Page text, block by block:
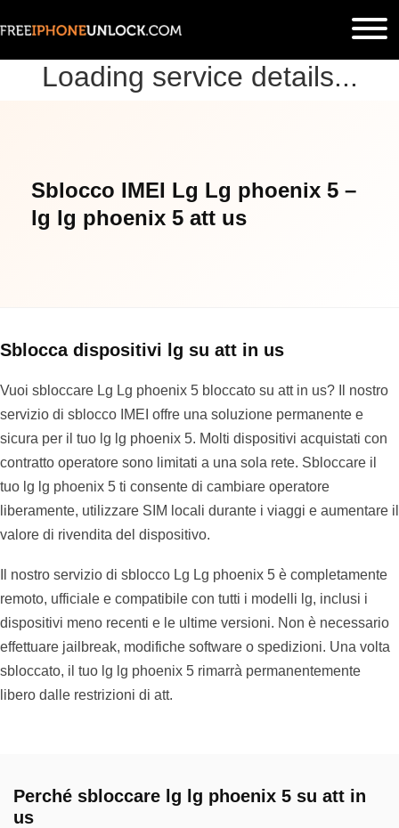
Loading service details...
Sblocco IMEI Lg Lg phoenix 5 –
lg lg phoenix 5 att us
Sblocca dispositivi lg su att in us
Vuoi sbloccare Lg Lg phoenix 5 bloccato su att in us? Il nostro
servizio di sblocco IMEI offre una soluzione permanente e
sicura per il tuo lg lg phoenix 5. Molti dispositivi acquistati con
contratto operatore sono limitati a una sola rete. Sbloccare il
tuo lg lg phoenix 5 ti consente di cambiare operatore
liberamente, utilizzare SIM locali durante i viaggi e aumentare il
valore di rivendita del dispositivo.
Il nostro servizio di sblocco Lg Lg phoenix 5 è completamente
remoto, ufficiale e compatibile con tutti i modelli lg, inclusi i
dispositivi meno recenti e le ultime versioni. Non è necessario
effettuare jailbreak, modifiche software o spedizioni. Una volta
sbloccato, il tuo lg lg phoenix 5 rimarrà permanentemente
libero dalle restrizioni di att.
Perché sbloccare lg lg phoenix 5 su att in
us